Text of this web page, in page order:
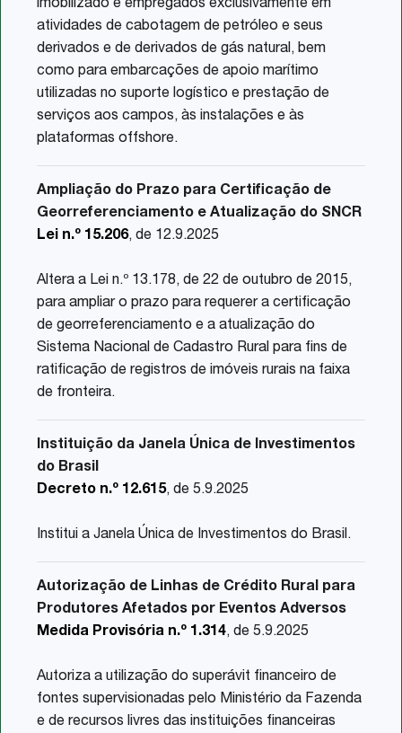
imobilizado e empregados exclusivamente em
atividades de cabotagem de petróleo e seus
derivados e de derivados de gás natural, bem
como para embarcações de apoio marítimo
utilizadas no suporte logístico e prestação de
serviços aos campos, às instalações e às
plataformas offshore.
Ampliação do Prazo para Certificação de
Georreferenciamento e Atualização do SNCR
Lei n.º 15.206, de 12.9.2025
Altera a Lei n.º 13.178, de 22 de outubro de 2015,
para ampliar o prazo para requerer a certificação
de georreferenciamento e a atualização do
Sistema Nacional de Cadastro Rural para fins de
ratificação de registros de imóveis rurais na faixa
de fronteira.
Instituição da Janela Única de Investimentos
do Brasil
Decreto n.º 12.615, de 5.9.2025
Institui a Janela Única de Investimentos do Brasil.
Autorização de Linhas de Crédito Rural para
Produtores Afetados por Eventos Adversos
Medida Provisória n.º 1.314, de 5.9.2025
Autoriza a utilização do superávit financeiro de
fontes supervisionadas pelo Ministério da Fazenda
e de recursos livres das instituições financeiras